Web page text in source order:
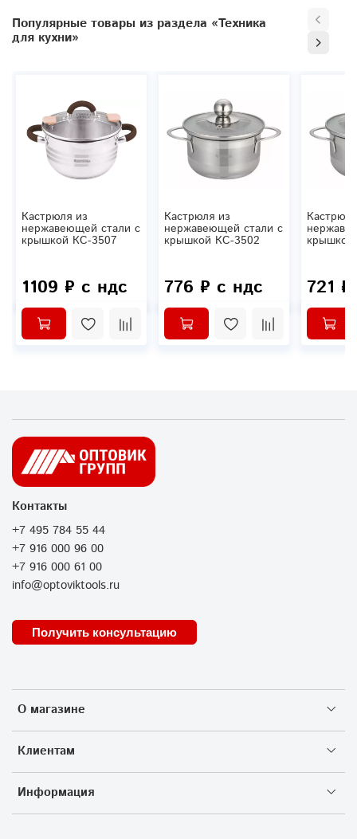
Популярные товары из раздела «Техника
для кухни»
Кастрюля из
нержавеющей стали c
крышкой КС-3507
1109 ₽ с ндс
Кастрюля из
нержавеющей стали c
крышкой КС-3502
776 ₽ с ндс 721
О магазине
Клиентам
Информация
Контакты
+7 495 784 55 44
+7 916 000 96 00
+7 916 000 61 00
info@optoviktools.ru
Получить консультацию